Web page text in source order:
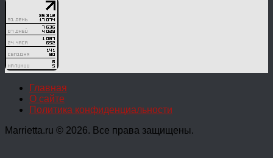
Главная
О сайте
Политика конфиденциальности
Marrietta.ru © 2026. Все права защищены.